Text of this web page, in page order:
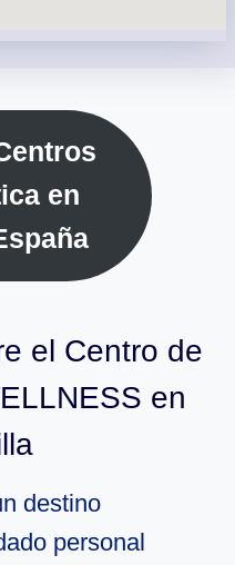
en
el Centro de
en
destino
personal